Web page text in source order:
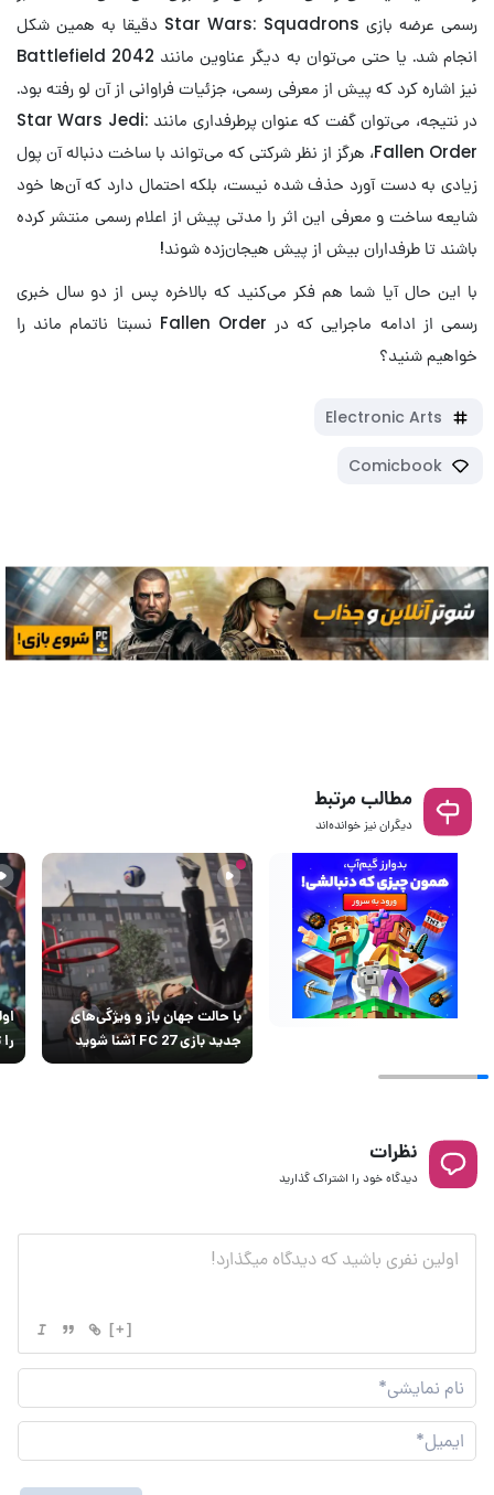
رسمی عرضه بازی Star Wars: Squadrons دقیقا به همین شکل
انجام شد. یا حتی می‌توان به دیگر عناوین مانند Battlefield 2042
نیز اشاره کرد که پیش از معرفی رسمی، جزئیات فراوانی از آن لو رفته بود.
در نتیجه، می‌توان گفت که عنوان پرطرفداری مانند Star Wars Jedi:
Fallen Order، هرگز از نظر شرکتی که می‌تواند با ساخت دنباله آن پول
زیادی به دست آورد حذف شده نیست، بلکه احتمال دارد که آن‌ها خود
شایعه ساخت و معرفی این اثر را مدتی پیش از اعلام رسمی منتشر کرده
باشند تا طرفداران بیش از پیش هیجان‌زده شوند!
با این حال آیا شما هم فکر می‌کنید که بالاخره پس از دو سال خبری
رسمی از ادامه ماجرایی که در Fallen Order نسبتا ناتمام ماند را
خواهیم شنید؟
Electronic Arts
Comicbook
مطالب مرتبط
دیگران نیز خوانده‌اند
با حالت جهان باز و ویژگی‌های
جدید بازی FC 27 آشنا شوید
نظرات
دیدگاه خود را اشتراک گذارید
[+]
نام